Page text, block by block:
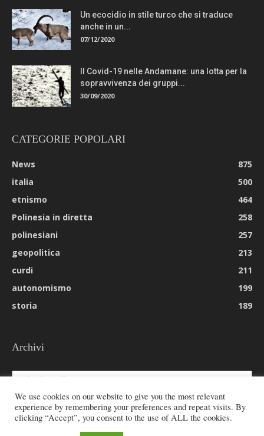
Un ecocidio in stile turco che si traduce
anche in un...
07/12/2020
Il Covid-19 nelle Andamane: una lotta per la
sopravvivenza dei gruppi...
30/09/2020
CATEGORIE POPOLARI
News
875
italia
500
etnismo
464
Polinesia in diretta
258
polinesiani
257
geopolitica
213
curdi
211
autonomismo
199
storia
189
Archivi
Archivi
We use cookies on our website to give you the most relevant
experience by remembering your preferences and repeat visits. By
clicking “Accept”, you consent to the use of ALL the cookies.